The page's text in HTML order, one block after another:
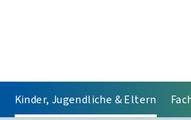
Kinder, Jugendliche & Eltern